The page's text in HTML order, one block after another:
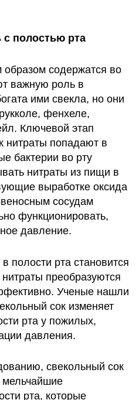
полостью рта
содержатся во
важную роль в
ими свекла, но они
фенхеле,
Ключевой этап
нитраты попадают в
бактерии во рту
нитраты из пищи в
выработке оксида
сосудам
функционировать,
давление.
полости рта становится
преобразуются
Ученые нашли
сок изменяет
рта у пожилых,
давления.
свекольный сок
мельчайшие
рта, которые